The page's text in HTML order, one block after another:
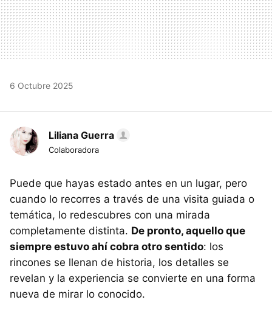
6 Octubre 2025
Liliana Guerra
Colaboradora
Puede que hayas estado antes en un lugar, pero
cuando lo recorres a través de una visita guiada o
temática, lo redescubres con una mirada
completamente distinta. De pronto, aquello que
siempre estuvo ahí cobra otro sentido: los
rincones se llenan de historia, los detalles se
revelan y la experiencia se convierte en una forma
nueva de mirar lo conocido.